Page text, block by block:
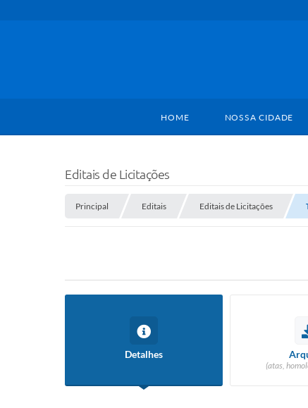
HOME NOSSA CIDADE
Editais de Licitações
Principal Editais Editais de Licitações
Detalhes
(atas,